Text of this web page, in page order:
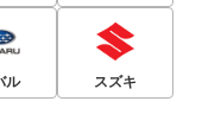
ル スズキ